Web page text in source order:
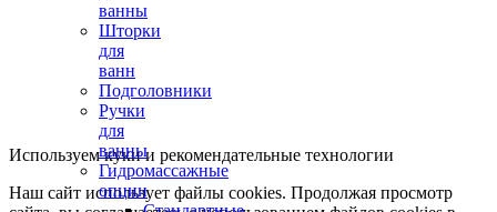
ванны
Шторки
для
ванн
Подголовники
Ручки
для
ванны
Гидромассажные
опции
Используем куки и рекомендательные технологии
Наш сайт использует файлы cookies. Продолжая просмотр